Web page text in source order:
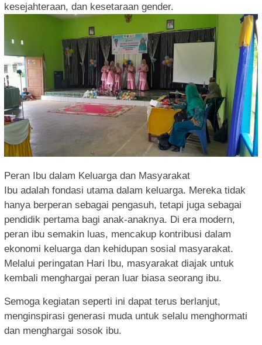
kesejahteraan, dan kesetaraan gender.
Peran Ibu dalam Keluarga dan Masyarakat
Ibu adalah fondasi utama dalam keluarga. Mereka tidak
hanya berperan sebagai pengasuh, tetapi juga sebagai
pendidik pertama bagi anak-anaknya. Di era modern,
peran ibu semakin luas, mencakup kontribusi dalam
ekonomi keluarga dan kehidupan sosial masyarakat.
Melalui peringatan Hari Ibu, masyarakat diajak untuk
kembali menghargai peran luar biasa seorang ibu.
Semoga kegiatan seperti ini dapat terus berlanjut,
menginspirasi generasi muda untuk selalu menghormati
dan menghargai sosok ibu.